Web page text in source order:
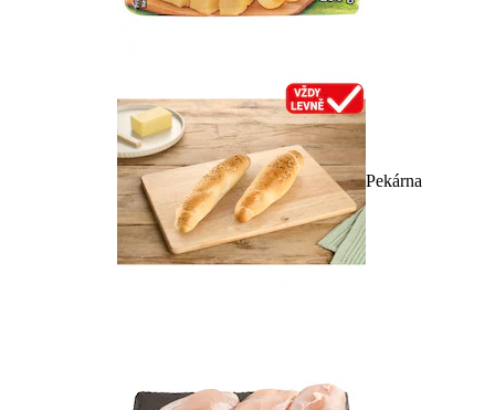
Pekárna